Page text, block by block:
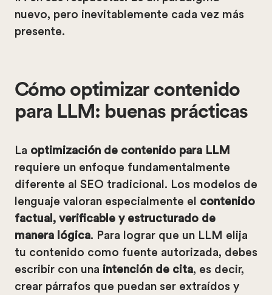
nuevo, pero inevitablemente cada vez más
presente.
Cómo optimizar contenido
para LLM: buenas prácticas
La optimización de contenido para LLM
requiere un enfoque fundamentalmente
diferente al SEO tradicional. Los modelos de
lenguaje valoran especialmente el contenido
factual, verificable y estructurado de
manera lógica. Para lograr que un LLM elija
tu contenido como fuente autorizada, debes
escribir con una intención de cita, es decir,
crear párrafos que puedan ser extraídos y